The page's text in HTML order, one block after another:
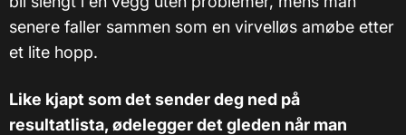
senere faller sammen som en virvelløs amøbe etter
et lite hopp.
Like kjapt som det sender deg ned på
resultatlista, ødelegger det gleden når man